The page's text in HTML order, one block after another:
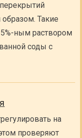
Такие
ным раствором
соды с
на
проверяют